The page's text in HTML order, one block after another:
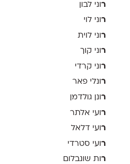
רוני לבון
ר וני לוי
ר וני לוית
רוני קוך
ר וני קרדי
רונלי פאר
ר ונן גולדמן
ר ועי אלתר
רועי דלאל
ר ועי סטרדי
רות שונבלום